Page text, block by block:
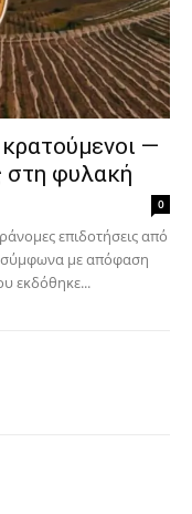
—
στη φυλακή
0
επιδοτήσεις από
με απόφαση
εκδόθηκε...